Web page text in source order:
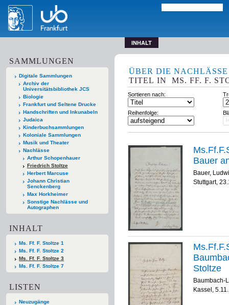
INHALT
SAMMLUNGEN
Digitale Sammlungen
Archiv der
Universitätsbibliothek JCS
Biologie
Frankfurt und Seltene Drucke
Handschriften und Inkunabeln
Judaica
Kinderbuchsammlungen
Koloniale Sammlungen
Musik und Theater
Nachlässe
Arthur Schopenhauer
Friedrich Stoltze
Herbert Marcuse
Johann Christian
Senckenberg
Max Horkheimer
Sonstige Nachlässe und
Autographen
INHALT
Ms. Ff. F. Stoltze 1
Ms. Ff. F. Stoltze 2
Ms. Ff. F. Stoltze 3
Ms. Ff. F. Stoltze 7
LISTEN
Neuzugänge
ÜBER DIE NACHLÄSSE
TITEL IN MS. FF. F.
Sortieren nach:
Reihenfolge:
Bauer
Bauer,
Stuttgart,
Stoltze
Baumbach-
Kassel,